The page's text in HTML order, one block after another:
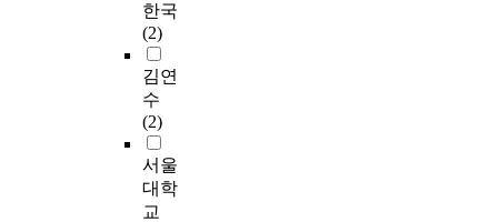
한국
(2)
김연
수
(2)
서울
대학
교